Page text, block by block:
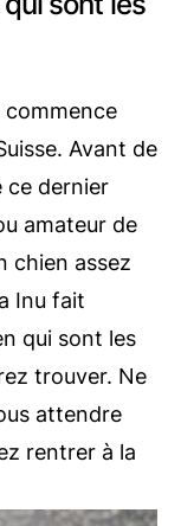
commence
Avant de
ce dernier
amateur de
chien assez
Inu fait
qui sont les
trouver. Ne
attendre
rentrer à la